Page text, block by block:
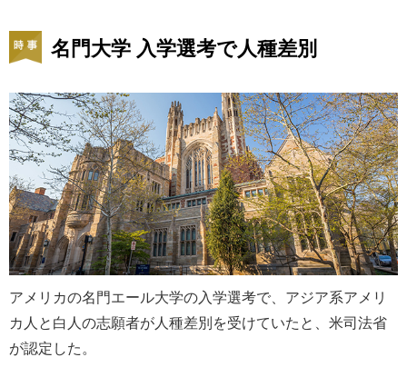
名門大学 入学選考で人種差別
アメリカの名門エール大学の入学選考で、アジア系アメリ
カ人と白人の志願者が人種差別を受けていたと、米司法省
が認定した。